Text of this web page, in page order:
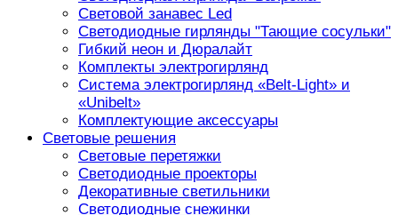
Световой занавес Led
Светодиодные гирлянды "Тающие сосульки"
Гибкий неон и Дюралайт
Комплекты электрогирлянд
Система электрогирлянд «Belt-Light» и
«Unibelt»
Комплектующие аксессуары
Световые решения
Световые перетяжки
Светодиодные проекторы
Декоративные светильники
Светодиодные снежинки